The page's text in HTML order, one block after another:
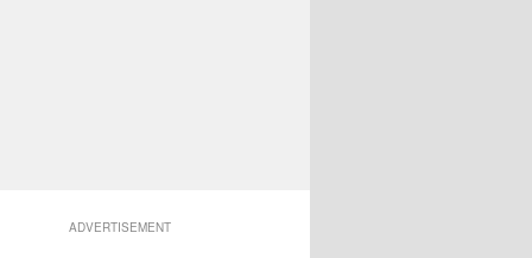
ADVERTISEMENT